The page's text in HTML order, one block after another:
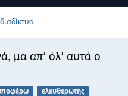
μα απ’ όλ’ αυτά ο
ελευθερωτής